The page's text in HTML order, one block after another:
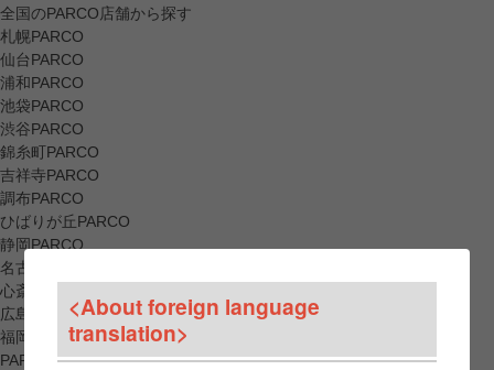
全国のPARCO店舗から探す
札幌PARCO
仙台PARCO
浦和PARCO
池袋PARCO
渋谷PARCO
錦糸町PARCO
吉祥寺PARCO
調布PARCO
ひばりが丘PARCO
静岡PARCO
名古屋PARCO
心斎橋PARCO
広島PARCO
福岡PARCO
PARCO_ya
<About foreign language
translation>